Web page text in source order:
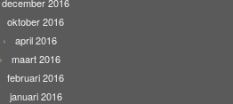
oktober 2016
april 2016
maart 2016
februari 2016
januari 2016